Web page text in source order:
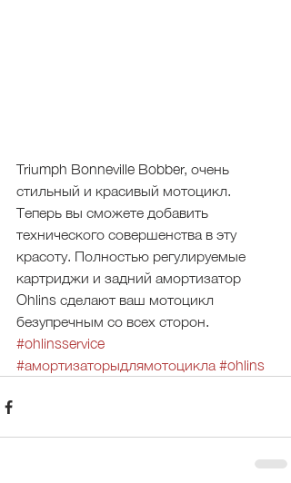
Triumph Bonneville Bobber, очень
стильный и красивый мотоцикл.
Теперь вы сможете добавить
технического совершенства в эту
красоту. Полностью регулируемые
картриджи и задний амортизатор
Ohlins сделают ваш мотоцикл
безупречным со всех сторон.
#ohlinsservice
#амортизаторыдлямотоцикла #ohlins